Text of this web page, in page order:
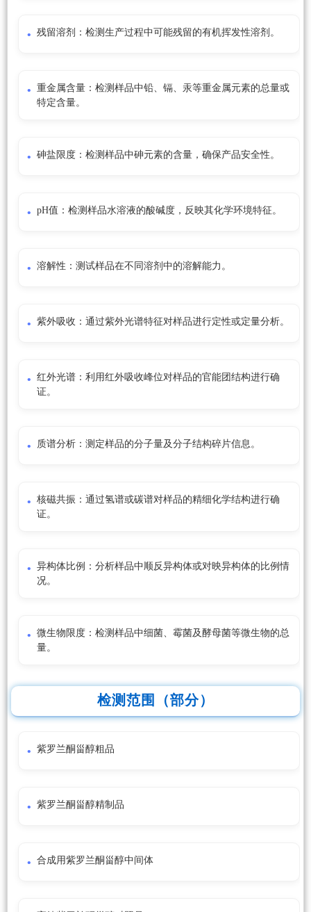
残留溶剂：检测生产过程中可能残留的有机挥发性溶剂。
重金属含量：检测样品中铅、镉、汞等重金属元素的总量或
特定含量。
砷盐限度：检测样品中砷元素的含量，确保产品安全性。
pH值：检测样品水溶液的酸碱度，反映其化学环境特征。
溶解性：测试样品在不同溶剂中的溶解能力。
紫外吸收：通过紫外光谱特征对样品进行定性或定量分析。
红外光谱：利用红外吸收峰位对样品的官能团结构进行确
证。
质谱分析：测定样品的分子量及分子结构碎片信息。
核磁共振：通过氢谱或碳谱对样品的精细化学结构进行确
证。
异构体比例：分析样品中顺反异构体或对映异构体的比例情
况。
微生物限度：检测样品中细菌、霉菌及酵母菌等微生物的总
量。
检测范围（部分）
紫罗兰酮甾醇粗品
紫罗兰酮甾醇精制品
合成用紫罗兰酮甾醇中间体